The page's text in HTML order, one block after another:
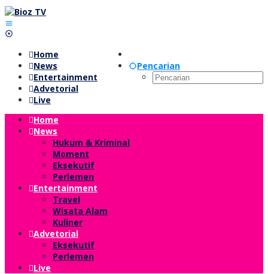
Lewati
ke
konten
Pencarian
Home
News
Entertainment
Advetorial
Live
Home
News
Hukum & Kriminal
Moment
Eksekutif
Perlemen
Entertainment
Travel
Wisata Alam
Kuliner
Advetorial
Eksekutif
Perlemen
Live